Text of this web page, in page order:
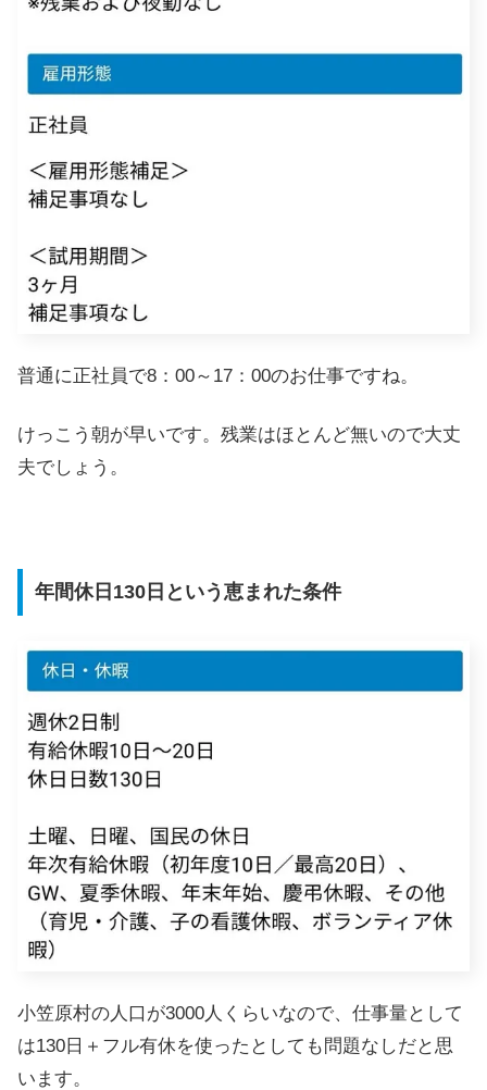
普通に正社員で8：00～17：00のお仕事ですね。
けっこう朝が早いです。残業はほとんど無いので大丈
夫でしょう。
年間休日130日という恵まれた条件
小笠原村の人口が3000人くらいなので、仕事量として
は130日＋フル有休を使ったとしても問題なしだと思
います。